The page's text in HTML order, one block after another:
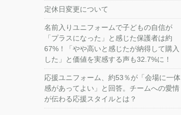
定休日変更について
名前入りユニフォームで子どもの自信が
「プラスになった」と感じた保護者は約
67%！「やや高いと感じたが納得して購入
した」と価値を実感する声も32.7%に！
応援ユニフォーム、約53％が「会場に一体
感があってよい」と回答。チームへの愛情
が伝わる応援スタイルとは？